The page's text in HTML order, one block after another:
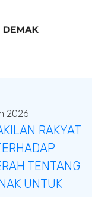
2026
RAKYAT
TENTANG
UNTUK